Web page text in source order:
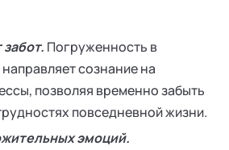
Погруженность в
сознание на
позволяя временно забыть
повседневной жизни.
эмоций.